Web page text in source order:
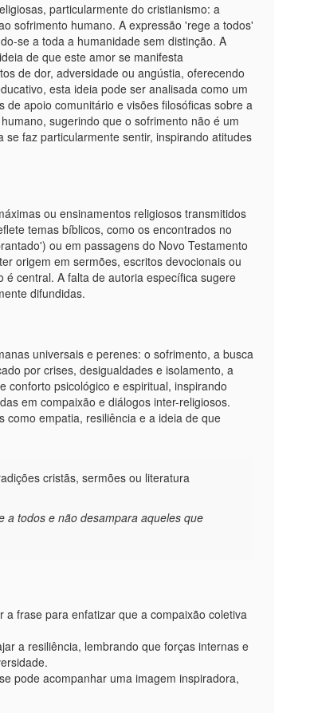
particularmente do cristianismo: a
sofrimento humano. A expressão 'rege a todos'
se a toda a humanidade sem distinção. A
de que este amor se manifesta
de dor, adversidade ou angústia, oferecendo
esta ideia pode ser analisada como um
apoio comunitário e visões filosóficas sobre a
sugerindo que o sofrimento não é um
faz particularmente sentir, inspirando atitudes
ou ensinamentos religiosos transmitidos
temas bíblicos, como os encontrados no
ou em passagens do Novo Testamento
origem em sermões, escritos devocionais ou
central. A falta de autoria específica sugere
difundidas.
universais e perenes: o sofrimento, a busca
por crises, desigualdades e isolamento, a
conforto psicológico e espiritual, inspirando
em compaixão e diálogos inter-religiosos.
como empatia, resiliência e a ideia de que
cristãs, sermões ou literatura
a todos e não desampara aqueles que
frase para enfatizar que a compaixão coletiva
a resiliência, lembrando que forças internas e
pode acompanhar uma imagem inspiradora,